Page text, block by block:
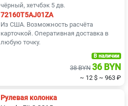
чёрный, хетчбэк 5 дв.
72160T5AJ01ZA
Из США. Возможность расчёта
карточкой. Оперативная доставка в
любую точку.
В наличии
38 BYN 36 BYN
~ 12 $ ~ 963 ₽
Рулевая колонка